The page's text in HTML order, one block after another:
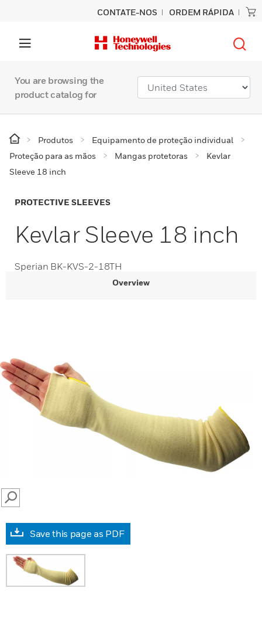
CONTATE-NOS ORDEM RÁPIDA
You are browsing the
product catalog for
Produtos
Equipamento de proteção individual
Proteção para as mãos
Mangas protetoras
Kevlar
Sleeve 18 inch
PROTECTIVE SLEEVES
Kevlar Sleeve 18 inch
Sperian BK-KVS-2-18TH
Overview
SEARCH
Save this page as PDF